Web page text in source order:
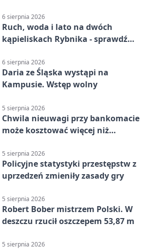
6 sierpnia 2026
Ruch, woda i lato na dwóch
kąpieliskach Rybnika - sprawdź
6 sierpnia 2026
Daria ze Śląska wystąpi na
Kampusie. Wstęp wolny
5 sierpnia 2026
Chwila nieuwagi przy bankomacie
może kosztować więcej niż
5 sierpnia 2026
Policyjne statystyki przestępstw z
uprzedzeń zmieniły zasady gry
5 sierpnia 2026
Robert Bober mistrzem Polski. W
deszczu rzucił oszczepem 53,87 m
5 sierpnia 2026